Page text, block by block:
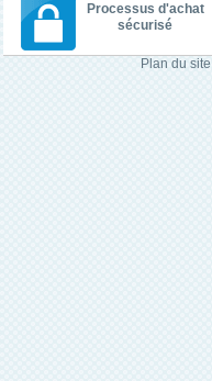
Processus d'achat
sécurisé
Plan du site